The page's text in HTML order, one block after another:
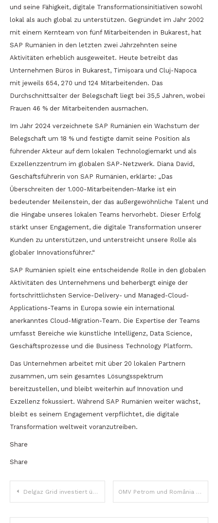
und seine Fähigkeit, digitale Transformationsinitiativen sowohl
lokal als auch global zu unterstützen. Gegründet im Jahr 2002
mit einem Kernteam von fünf Mitarbeitenden in Bukarest, hat
SAP Rumänien in den letzten zwei Jahrzehnten seine
Aktivitäten erheblich ausgeweitet. Heute betreibt das
Unternehmen Büros in Bukarest, Timișoara und Cluj-Napoca
mit jeweils 654, 270 und 124 Mitarbeitenden. Das
Durchschnittsalter der Belegschaft liegt bei 35,5 Jahren, wobei
Frauen 46 % der Mitarbeitenden ausmachen.
Im Jahr 2024 verzeichnete SAP Rumänien ein Wachstum der
Belegschaft um 18 % und festigte damit seine Position als
führender Akteur auf dem lokalen Technologiemarkt und als
Exzellenzzentrum im globalen SAP-Netzwerk. Diana David,
Geschäftsführerin von SAP Rumänien, erklärte: „Das
Überschreiten der 1.000-Mitarbeitenden-Marke ist ein
bedeutender Meilenstein, der das außergewöhnliche Talent und
die Hingabe unseres lokalen Teams hervorhebt. Dieser Erfolg
stärkt unser Engagement, die digitale Transformation unserer
Kunden zu unterstützen, und unterstreicht unsere Rolle als
globaler Innovationsführer.“
SAP Rumänien spielt eine entscheidende Rolle in den globalen
Aktivitäten des Unternehmens und beherbergt einige der
fortschrittlichsten Service-Delivery- und Managed-Cloud-
Applications-Teams in Europa sowie ein international
anerkanntes Cloud-Migration-Team. Die Expertise der Teams
umfasst Bereiche wie künstliche Intelligenz, Data Science,
Geschäftsprozesse und die Business Technology Platform.
Das Unternehmen arbeitet mit über 20 lokalen Partnern
zusammen, um sein gesamtes Lösungsspektrum
bereitzustellen, und bleibt weiterhin auf Innovation und
Exzellenz fokussiert. Während SAP Rumänien weiter wächst,
bleibt es seinem Engagement verpflichtet, die digitale
Transformation weltweit voranzutreiben.
Share
Share
Beitragsnavigation
Delgaz Grid investiert über 4,6 Millionen Euro in neue Umspannstation in Onești, 31.000 Verbraucher profitieren OMV Petrom und România Eficientă schließen Renovierungsprojekt im Wert von 1,3 Millionen Euro ab